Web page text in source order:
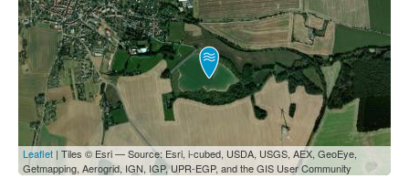
Leaflet | Tiles © Esri — Source: Esri, i-cubed, USDA, USGS, AEX, GeoEye,
Getmapping, Aerogrid, IGN, IGP, UPR-EGP, and the GIS User Community